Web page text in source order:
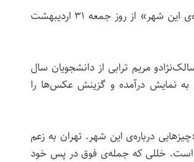
نمایشگاه گروهی عکس با عنوان «چیزهایی درباره‌ی این شهر» از روز جمعه ۳۱ اردیبهشت
مریم ترابی از دانشجویان سال
به نمایش درآمده و گزینش عکس‌ها را
درباره‌ی این شهر. تهران به زعم
است. خللی که جمله‌ی فوق در پس خود